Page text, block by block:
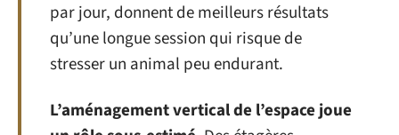
par jour, donnent de meilleurs résultats
qu’une longue session qui risque de
stresser un animal peu endurant.
L’aménagement vertical de l’espace joue